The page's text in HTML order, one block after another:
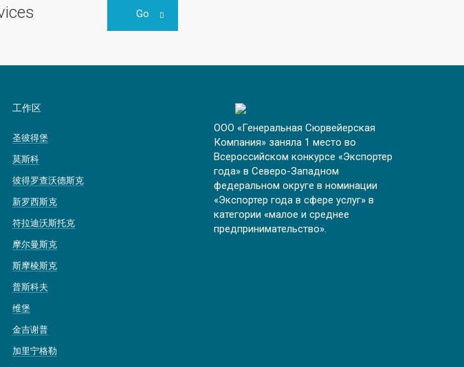
Go
工作区
圣彼得堡
莫斯科
彼得罗查沃德斯克
新罗西斯克
符拉迪沃斯托克
摩尔曼斯克
斯摩棱斯克
普斯科夫
维堡
金吉谢普
加里宁格勒
ООО «Генеральная Сюрвейерская
Компания» заняла 1 место во
Всероссийском конкурсе «Экспортер
года» в Северо-Западном
федеральном округе в номинации
«Экспортер года в сфере услуг» в
категории «малое и среднее
предпринимательство».